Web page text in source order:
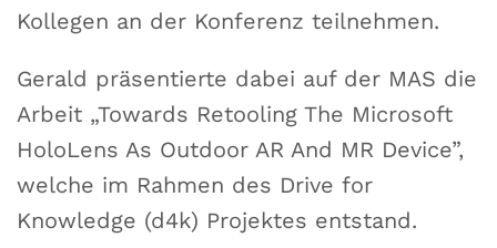
Kollegen an der Konferenz teilnehmen.
Gerald präsentierte dabei auf der MAS die
Arbeit „Towards Retooling The Microsoft
HoloLens As Outdoor AR And MR Device”,
welche im Rahmen des Drive for
Knowledge (d4k) Projektes entstand.